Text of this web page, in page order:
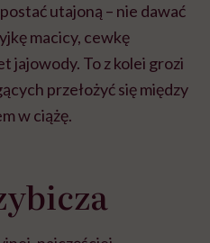
utajoną – nie dawać
macicy, cewkę
jajowody. To z kolei grozi
przełożyć się między
w ciążę.